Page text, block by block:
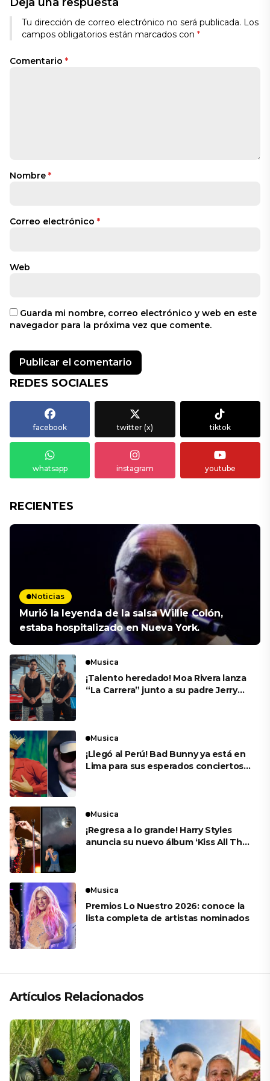
Tu dirección de correo electrónico no será publicada. Los
campos obligatorios están marcados con *
Comentario *
Nombre *
Correo electrónico *
Web
Guarda mi nombre, correo electrónico y web en este
navegador para la próxima vez que comente.
REDES SOCIALES
facebook twitter (x) tiktok
whatsapp instagram youtube
RECIENTES
Noticias
Murió la leyenda de la salsa Willie Colón,
estaba hospitalizado en Nueva York.
Musica
¡Talento heredado! Moa Rivera lanza
“La Carrera” junto a su padre Jerry
Musica
¡Llegó al Perú! Bad Bunny ya está en
Lima para sus esperados conciertos
Musica
¡Regresa a lo grande! Harry Styles
anuncia su nuevo álbum ‘Kiss All The
Musica
Premios Lo Nuestro 2026: conoce la
lista completa de artistas nominados
Artículos Relacionados